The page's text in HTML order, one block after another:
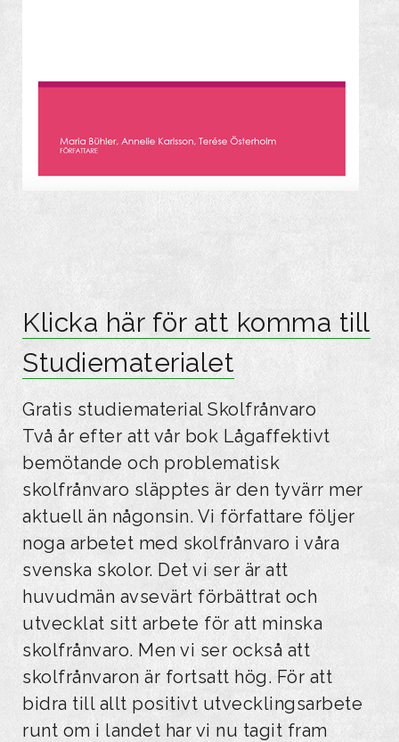
Klicka här för att komma till
Studiematerialet
Gratis studiematerial Skolfrånvaro
Två år efter att vår bok Lågaffektivt
bemötande och problematisk
skolfrånvaro släpptes är den tyvärr mer
aktuell än någonsin. Vi författare följer
noga arbetet med skolfrånvaro i våra
svenska skolor. Det vi ser är att
huvudmän avsevärt förbättrat och
utvecklat sitt arbete för att minska
skolfrånvaro. Men vi ser också att
skolfrånvaron är fortsatt hög. För att
bidra till allt positivt utvecklingsarbete
runt om i landet har vi nu tagit fram